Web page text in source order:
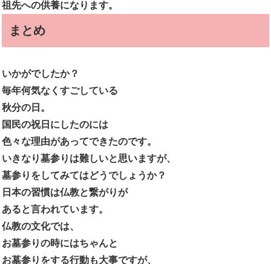
祖先への供養になります。
まとめ
いかがでしたか？
毎年何気なくすごしている
秋分の日。
国民の祝日にしたのには
色々な理由があってできたのです。
いきなり墓参りは難しいと思いますが、
墓参りをしてみてはどうでしょうか？
日本の習慣は仏教と繋がりが
あると言われています。
仏教の文化では、
お墓参りの時にはちゃんと
お墓参りをする行動も大事ですが、